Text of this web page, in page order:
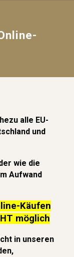
alle EU-
und
wie die
Aufwand
Käufen
möglich
in unseren